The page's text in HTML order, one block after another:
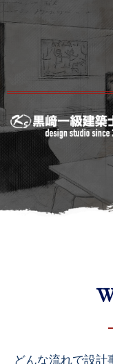
どんな流れで設計